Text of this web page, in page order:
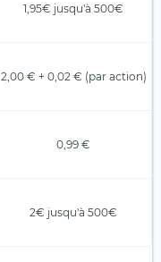
1,95€ jusqu'à 500€
2,00 € + 0,02 € (par action)
0,99 €
2€ jusqu'à 500€